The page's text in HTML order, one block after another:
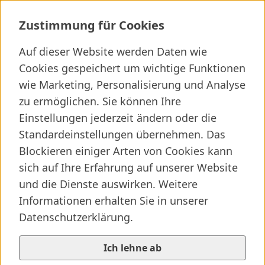
Zustimmung für Cookies
Auf dieser Website werden Daten wie
Cookies gespeichert um wichtige Funktionen
wie Marketing, Personalisierung und Analyse
zu ermöglichen. Sie können Ihre
Einstellungen jederzeit ändern oder die
Standardeinstellungen übernehmen. Das
Blockieren einiger Arten von Cookies kann
sich auf Ihre Erfahrung auf unserer Website
und die Dienste auswirken. Weitere
Informationen erhalten Sie in unserer
Datenschutzerklärung.
Ich lehne ab
Ich suche ...
Wichtige Links
Kliniken finden